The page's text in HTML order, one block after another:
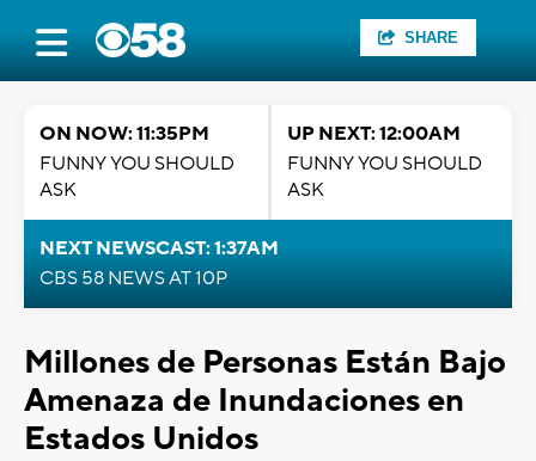
SHARE
ON NOW: 11:35PM
FUNNY YOU SHOULD
ASK
UP NEXT: 12:00AM
FUNNY YOU SHOULD
ASK
NEXT NEWSCAST: 1:37AM
CBS 58 NEWS AT 10P
Millones de Personas Están Bajo
Amenaza de Inundaciones en
Estados Unidos